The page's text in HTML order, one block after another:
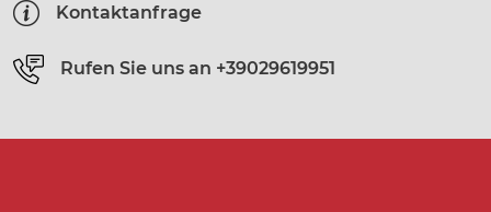
Kontaktanfrage
Rufen Sie uns an +39029619951